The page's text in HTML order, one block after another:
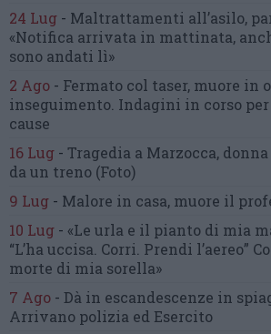
24 Lug - Maltrattamenti all’asilo,
«Notifica arrivata in mattinata,
sono andati lì»
2 Ago - Fermato col taser, muore in
inseguimento. Indagini in corso
cause
16 Lug - Tragedia a Marzocca,
da un treno (Foto)
9 Lug - Malore in casa, muore il
10 Lug - «Le urla e il pianto di mia
“L’ha uccisa. Corri. Prendi l’aereo”
morte di mia sorella»
7 Ago - Dà in escandescenze in
Arrivano polizia ed Esercito